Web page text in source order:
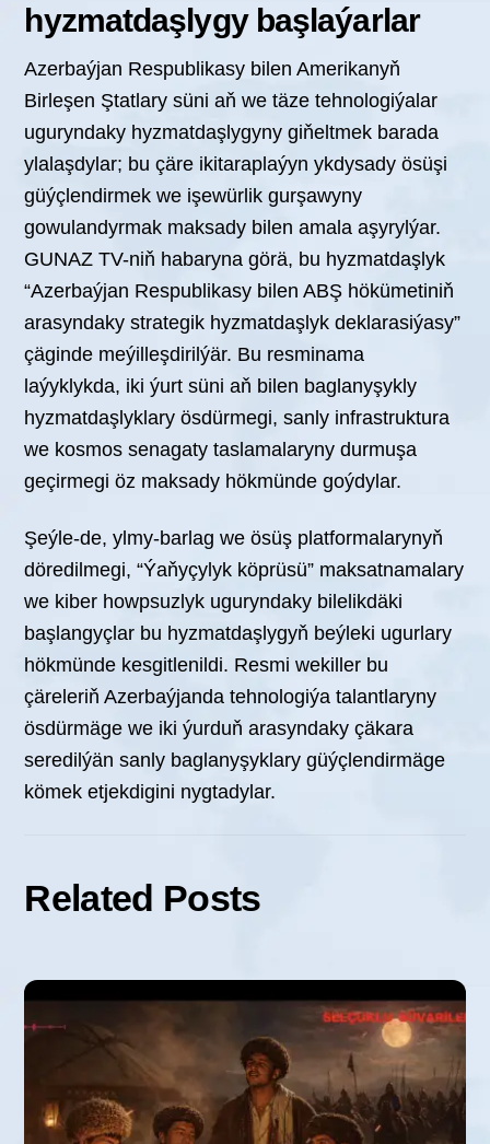
hyzmatdaşlygy başlaýarlar
Azerbaýjan Respublikasy bilen Amerikanyň
Birleşen Ştatlary süni aň we täze tehnologiýalar
uguryndaky hyzmatdaşlygyny giňeltmek barada
ylalaşdylar; bu çäre ikitaraplaýyn ykdysady ösüşi
güýçlendirmek we işewürlik gurşawyny
gowulandyrmak maksady bilen amala aşyrylýar.
GUNAZ TV-niň habaryna görä, bu hyzmatdaşlyk
“Azerbaýjan Respublikasy bilen ABŞ hökümetiniň
arasyndaky strategik hyzmatdaşlyk deklarasiýasy”
çäginde meýilleşdirilýär. Bu resminama
laýyklykda, iki ýurt süni aň bilen baglanyşykly
hyzmatdaşlyklary ösdürmegi, sanly infrastruktura
we kosmos senagaty taslamalaryny durmuşa
geçirmegi öz maksady hökmünde goýdylar.
Şeýle-de, ylmy-barlag we ösüş platformalarynyň
döredilmegi, “Ýaňyçylyk köprüsü” maksatnamalary
we kiber howpsuzlyk uguryndaky bilelikdäki
başlangyçlar bu hyzmatdaşlygyň beýleki ugurlary
hökmünde kesgitlenildi. Resmi wekiller bu
çäreleriň Azerbaýjanda tehnologiýa talantlaryny
ösdürmäge we iki ýurduň arasyndaky çäkara
seredilýän sanly baglanyşyklary güýçlendirmäge
kömek etjekdigini nygtadylar.
Related Posts